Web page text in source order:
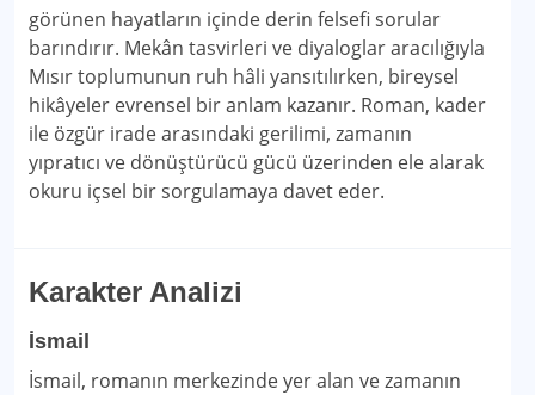
görünen hayatların içinde derin felsefi sorular
barındırır. Mekân tasvirleri ve diyaloglar aracılığıyla
Mısır toplumunun ruh hâli yansıtılırken, bireysel
hikâyeler evrensel bir anlam kazanır. Roman, kader
ile özgür irade arasındaki gerilimi, zamanın
yıpratıcı ve dönüştürücü gücü üzerinden ele alarak
okuru içsel bir sorgulamaya davet eder.
Karakter Analizi
İsmail
İsmail, romanın merkezinde yer alan ve zamanın